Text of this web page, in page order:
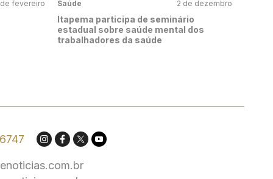
fevereiro Saúde 2 de dezembro
Itapema participa de seminário
estadual sobre saúde mental dos
trabalhadores da saúde